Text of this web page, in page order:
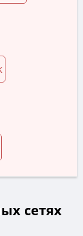
сетях